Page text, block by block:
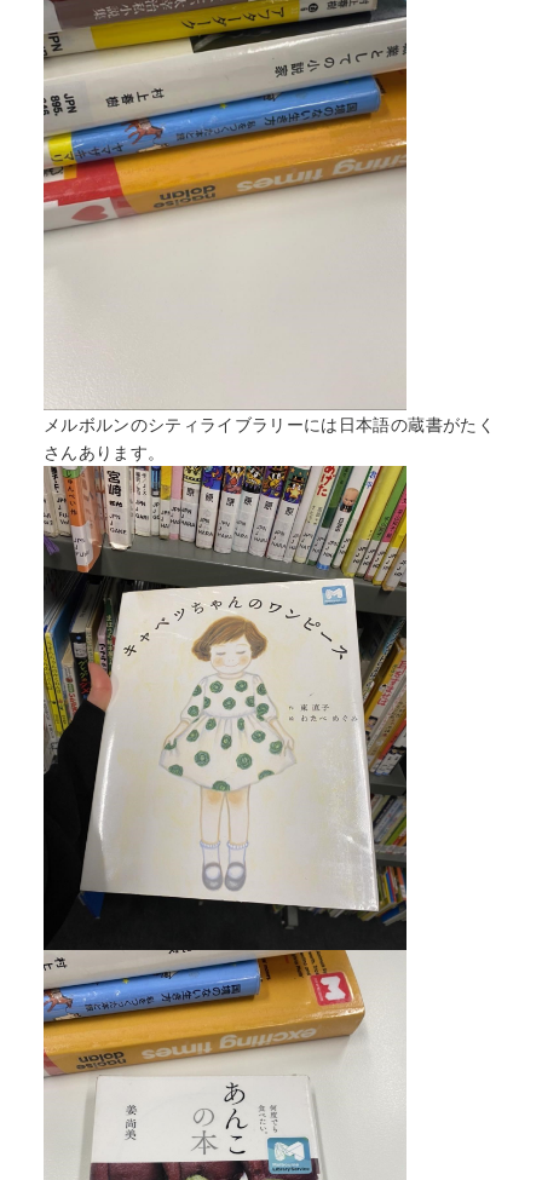
メルボルンのシティライブラリーには日本語の蔵書がたく
さんあります。